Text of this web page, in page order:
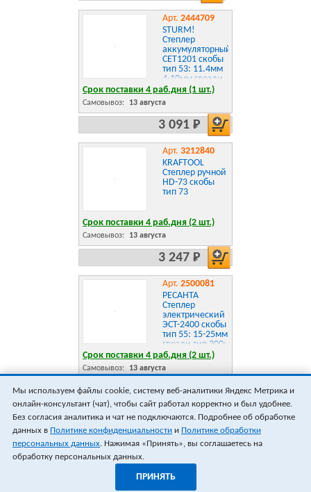
Арт. 2444709
STURM!
Степлер
аккумуляторный
CET1201 скобы
тип 53: 11.4мм
4-10мм гвозди
тип 47: 14мм
Срок поставки 4 раб.дня (1 шт.)
Самовывоз: 13 августа
3 091 Р
Арт. 3212840
KRAFTOOL
Степлер ручной
HD-73 скобы
тип 73
Срок поставки 4 раб.дня (2 шт.)
Самовывоз: 13 августа
3 247 Р
Арт. 2500081
РЕСАНТА
Степлер
электрический
ЭСТ-2400 скобы
тип 55: 15-25мм
гвозди тип 300:
15-32мм
Срок поставки 4 раб.дня (2 шт.)
Самовывоз: 13 августа
4 071 Р
ПОКАЗАТЬ ЕЩЁ 18ВСЕГО 19
Мы используем файлы cookie, систему веб-аналитики Яндекс Метрика и
онлайн-консультант (чат), чтобы сайт работал корректно и был удобнее.
Без согласия аналитика и чат не подключаются. Подробнее об обработке
данных в Политике конфиденциальности и Политике обработки
персональных данных. Нажимая «Принять», вы соглашаетесь на
обработку персональных данных.
ПРИНЯТЬ